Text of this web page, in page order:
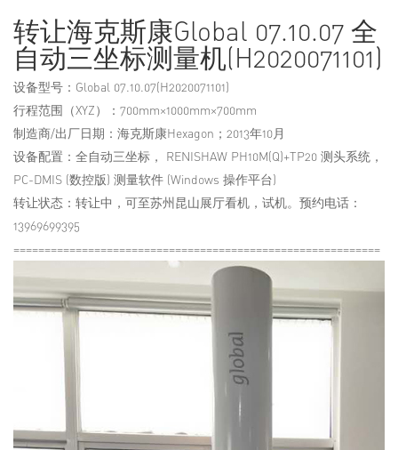
转让海克斯康Global 07.10.07 全
自动三坐标测量机(H2020071101)
设备型号：Global 07.10.07(H2020071101)
行程范围（XYZ）：700mm×1000mm×700mm
制造商/出厂日期：海克斯康Hexagon；2013年10月
设备配置：全自动三坐标， RENISHAW PH10M(Q)+TP20 测头系统，
PC-DMIS (数控版) 测量软件 (Windows 操作平台)
转让状态：转让中，可至苏州昆山展厅看机，试机。预约电话：
13969699395
===========================================================